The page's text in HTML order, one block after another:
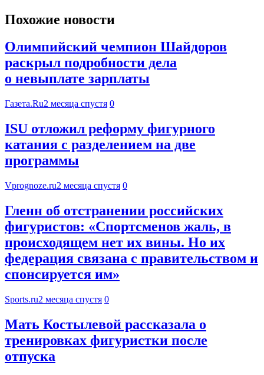
Похожие новости
Олимпийский чемпион Шайдоров
раскрыл подробности дела
о невыплате зарплаты
Газета.Ru2 месяца спустя 0
ISU отложил реформу фигурного
катания с разделением на две
программы
Vprognoze.ru2 месяца спустя 0
Гленн об отстранении российских
фигуристов: «Спортсменов жаль, в
происходящем нет их вины. Но их
федерация связана с правительством и
спонсируется им»
Sports.ru2 месяца спустя 0
Мать Костылевой рассказала о
тренировках фигуристки после
отпуска